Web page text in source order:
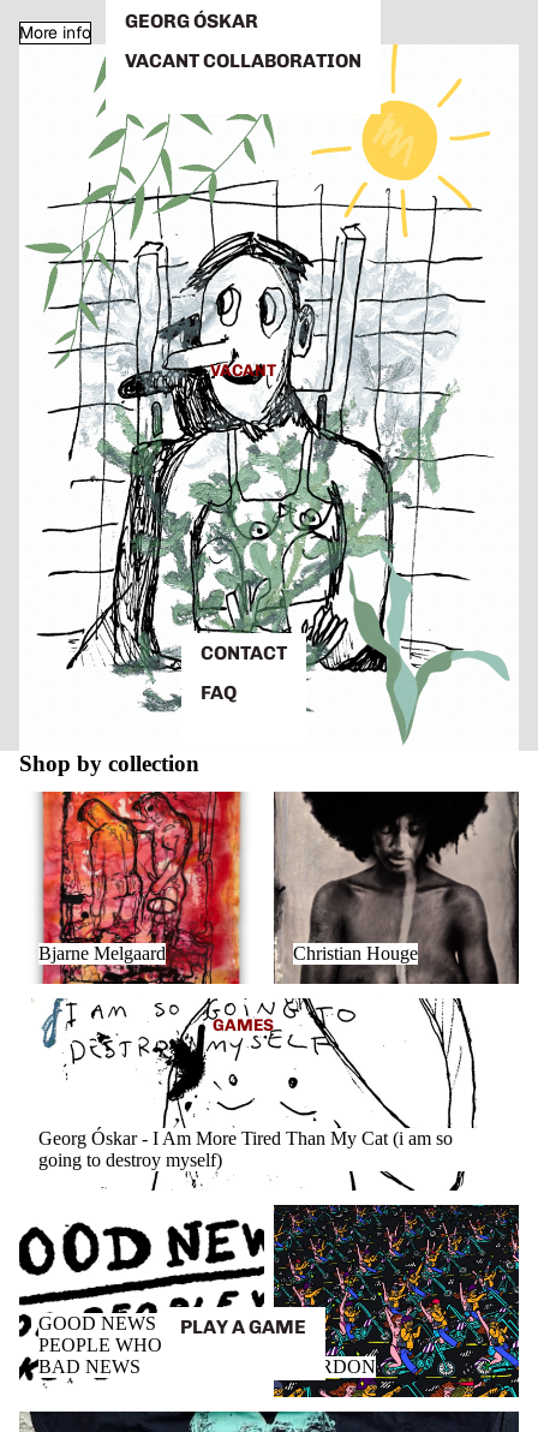
GEORG ÓSKAR
VACANT COLLABORATION
VACANT
CONTACT
FAQ
GAMES
PLAY A GAME
More info
Shop by collection
Bjarne Melgaard
Bjarne Melgaard
Christian Houge
Christian Houge
Georg Óskar - I Am More Tired Than My Cat (i am so going to
destroy myself)
Georg Óskar - I Am More Tired Than My Cat (i am so
going to destroy myself)
GOOD NEWS FOR PEOPLE
WHO LIKE BAD NEWS
GOOD NEWS FOR
PEOPLE WHO LIKE
BAD NEWS
LARDON
LARDON
Merch / T-Shirts